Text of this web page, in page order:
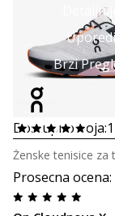
Detaljnije
Uporedi
Brzi
Dostupno boja:1
Prosecna ocena:
Ženske tenisice za